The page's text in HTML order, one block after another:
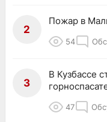
2
Пожар в
54
3
В Кузбассе
47